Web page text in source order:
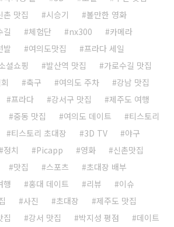
촌 맛집 시승기
볼만한 영화
길 체험단 nx300
카메라
발 여의도맛집
프라다 세일
셜쇼핑 발산역 맛집
가로수길 맛집
축구 여의도 주차
강남 맛집
프라다 강서구 맛집
제주도 여행
중동 맛집 여의도 데이트
티스토리
티스토리 초대장 3D TV
야구
정치 Picapp 영화
신촌맛집
맛집 스포츠
초대장 배부
행 홍대 데이트 리뷰
이슈
사진 초대장
제주도 맛집
집 강서 맛집 박지성 평점
데이트